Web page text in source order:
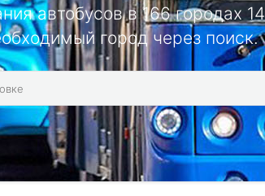
автобусов в 166 городах
город через поиск.